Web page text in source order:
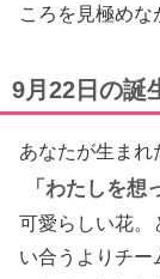
ころを見極めな
9月22日の
あなたが生まれ
「わたしを想
可愛らしい花。
い合うよりチー